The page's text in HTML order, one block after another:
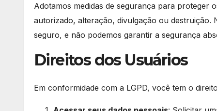
Adotamos medidas de segurança para proteger
autorizado, alteração, divulgação ou destruição.
seguro, e não podemos garantir a segurança
Direitos dos Usuários
Em conformidade com a LGPD, você tem o